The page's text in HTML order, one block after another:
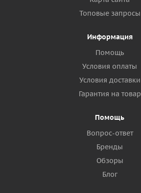
Топовые запросы
Информация
Помощь
Условия оплаты
Условия доставки
Гарантия на товар
Помощь
Вопрос-ответ
Бренды
Обзоры
Блог